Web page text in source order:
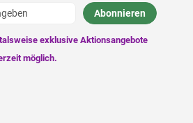
Abonnieren